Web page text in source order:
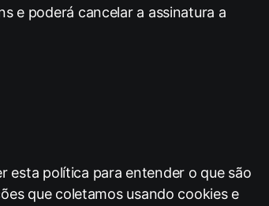
e poderá cancelar a assinatura a
esta política para entender o que são
que coletamos usando cookies e